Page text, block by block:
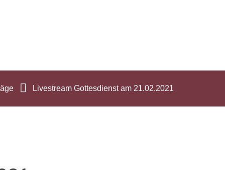
Livestream Gottesdienst am 21.02.2021